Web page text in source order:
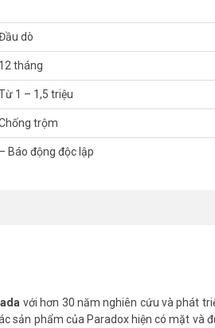
dò
12 tháng
1 – 1,5 triệu
trộm
– Báo động độc lập
với hơn 30 năm nghiên cứu và phát
sản phẩm của Paradox hiện có mặt và